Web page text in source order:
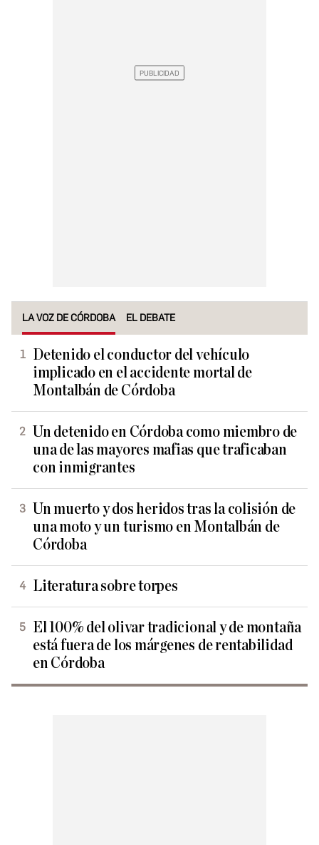
LA VOZ DE CÓRDOBA EL DEBATE
Detenido el conductor del vehículo
implicado en el accidente mortal de
Montalbán de Córdoba
Un detenido en Córdoba como miembro de
una de las mayores mafias que traficaban
con inmigrantes
Un muerto y dos heridos tras la colisión de
una moto y un turismo en Montalbán de
Córdoba
Literatura sobre torpes
El 100% del olivar tradicional y de montaña
está fuera de los márgenes de rentabilidad
en Córdoba